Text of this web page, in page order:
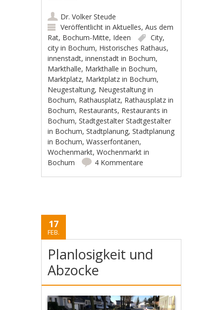
Dr. Volker Steude
Veröffentlicht inAktuelles,Aus dem
Rat, Bochum-Mitte, Ideen City,
city in Bochum, Historisches Rathaus,
innenstadt,innenstadt in Bochum,
Markthalle, Markthalle in Bochum,
Marktplatz, Marktplatz in Bochum,
Neugestaltung, Neugestaltung in
Bochum, Rathausplatz, Rathausplatz in
Bochum, Restaurants, Restaurants in
Bochum,Stadtgestalter Stadtgestalter
in Bochum,Stadtplanung,Stadtplanung
in Bochum,Wasserfontänen,
Wochenmarkt,Wochenmarkt in
Bochum
4 Kommentare
17
FEB.
Planlosigkeit und
Abzocke